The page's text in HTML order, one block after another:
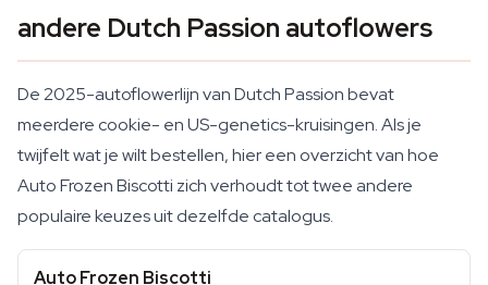
andere Dutch Passion autoflowers
De 2025-autoflowerlijn van Dutch Passion bevat
meerdere cookie- en US-genetics-kruisingen. Als je
twijfelt wat je wilt bestellen, hier een overzicht van hoe
Auto Frozen Biscotti zich verhoudt tot twee andere
populaire keuzes uit dezelfde catalogus.
Auto Frozen Biscotti